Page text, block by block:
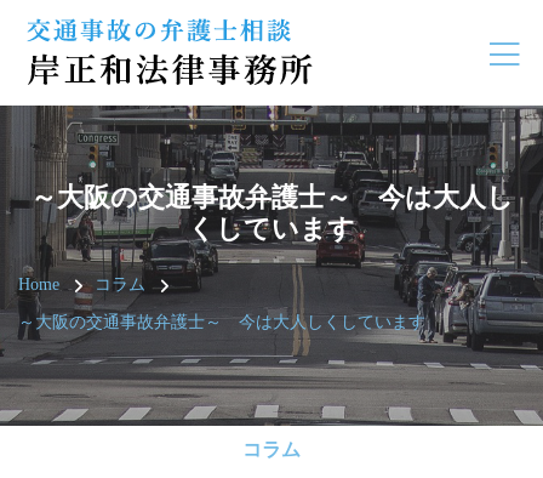
～大阪の交通事故弁護士～ 今は大人し
くしています
Home コラム
～大阪の交通事故弁護士～ 今は大人しくしています
コラム